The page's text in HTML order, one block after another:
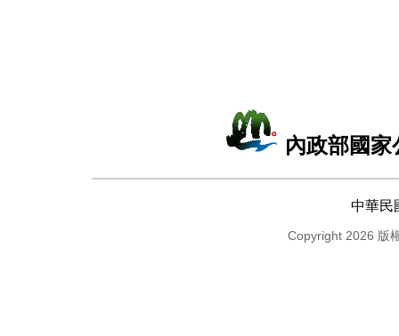
內政部國
中華民
Copyright 2026 版